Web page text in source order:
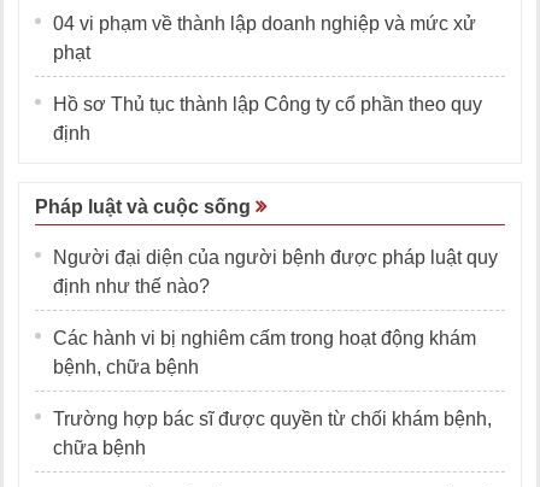
04 vi phạm về thành lập doanh nghiệp và mức xử
phạt
Hồ sơ Thủ tục thành lập Công ty cổ phần theo quy
định
Pháp luật và cuộc sống
Người đại diện của người bệnh được pháp luật quy
định như thế nào?
Các hành vi bị nghiêm cấm trong hoạt động khám
bệnh, chữa bệnh
Trường hợp bác sĩ được quyền từ chối khám bệnh,
chữa bệnh